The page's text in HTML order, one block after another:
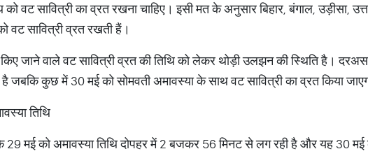
को वट सावित्री का व्रत रखना चाहिए। इसी मत के अनुसार बिहार, बंगाल, उड़ीसा,
वट सावित्री व्रत रखती हैं।
जाने वाले वट सावित्री व्रत की तिथि को लेकर थोड़ी उलझन की स्थिति है।
है जबकि कुछ में 30 मई को सोमवती अमावस्या के साथ वट सावित्री का व्रत किया
तिथि
मई को अमावस्या तिथि दोपहर में 2 बजकर 56 मिनट से लग रही है और यह 30